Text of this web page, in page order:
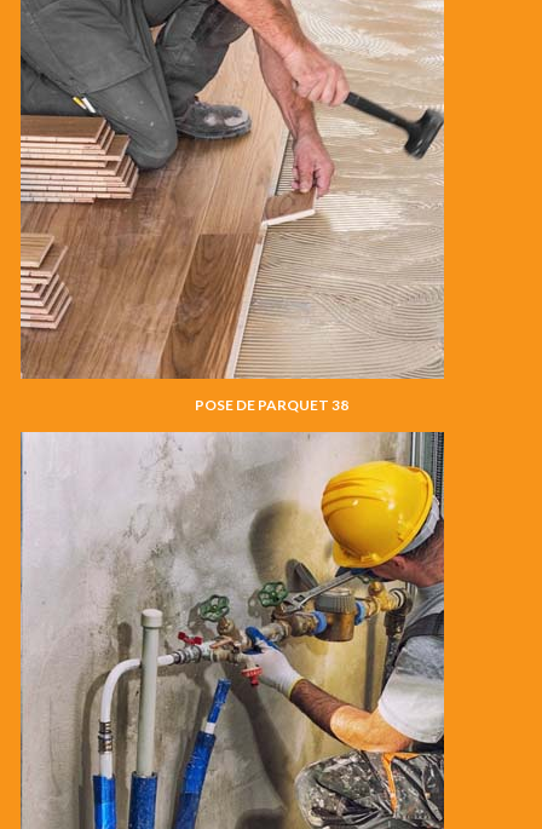
POSE DE PARQUET 38